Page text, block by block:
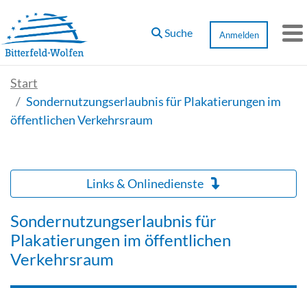
Zum Hauptinhalt springen
Suche
Anmelden
Start
Sondernutzungserlaubnis für Plakatierungen im
öffentlichen Verkehrsraum
Links & Onlinedienste
Sondernutzungserlaubnis für
Plakatierungen im öffentlichen
Verkehrsraum